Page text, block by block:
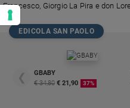
Francesco, Giorgio La Pira e don
EDICOLA SAN PAOLO
❮
GBABY
€ 34,80 € 21,90 37%